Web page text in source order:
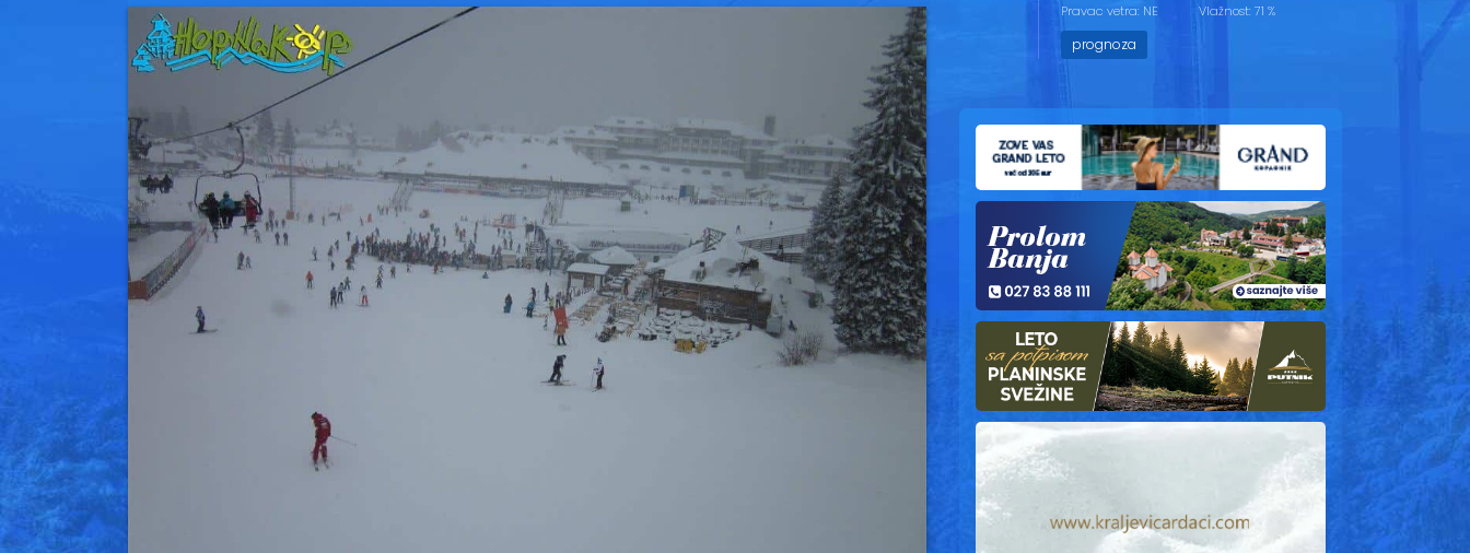
Pravac vetra: NE
Vlažnost: 71 %
prognoza